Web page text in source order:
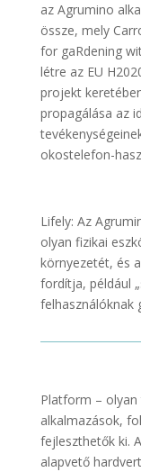
az Agrumino
össze, mely
for gaRdening
létre az EU
projekt
propagálása az
okostelefon-
Lifely: Az
olyan fizikai
környezetét, és
fordítja, például
felhasználóknak
Platform –
alkalmazások,
fejleszthetők ki.
alapvető